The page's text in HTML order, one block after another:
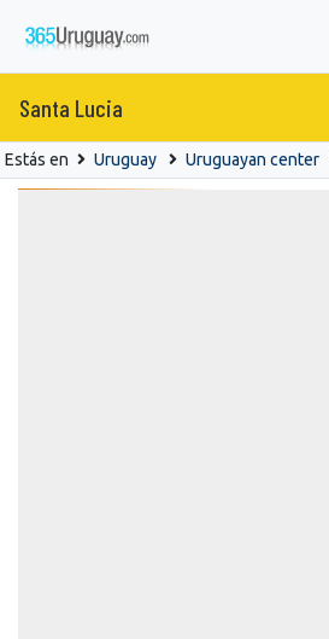
Santa Lucia
Estás en Uruguay Uruguayan center